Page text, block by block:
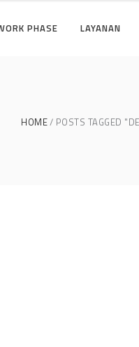
PHASE LAYANAN
HOME POSTS TAGGED